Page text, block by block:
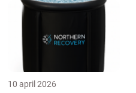
10 april 2026